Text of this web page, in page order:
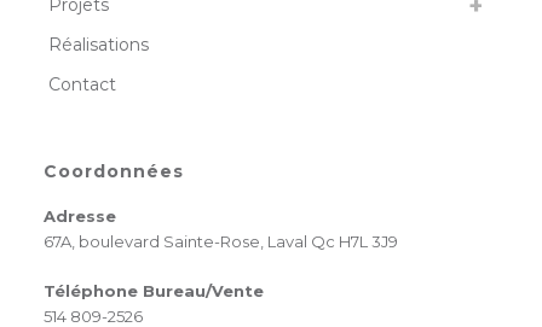
Projets
Réalisations
Contact
Coordonnées
Adresse
67A, boulevard Sainte-Rose, Laval Qc H7L 3J9
Téléphone Bureau/Vente
514 809-2526